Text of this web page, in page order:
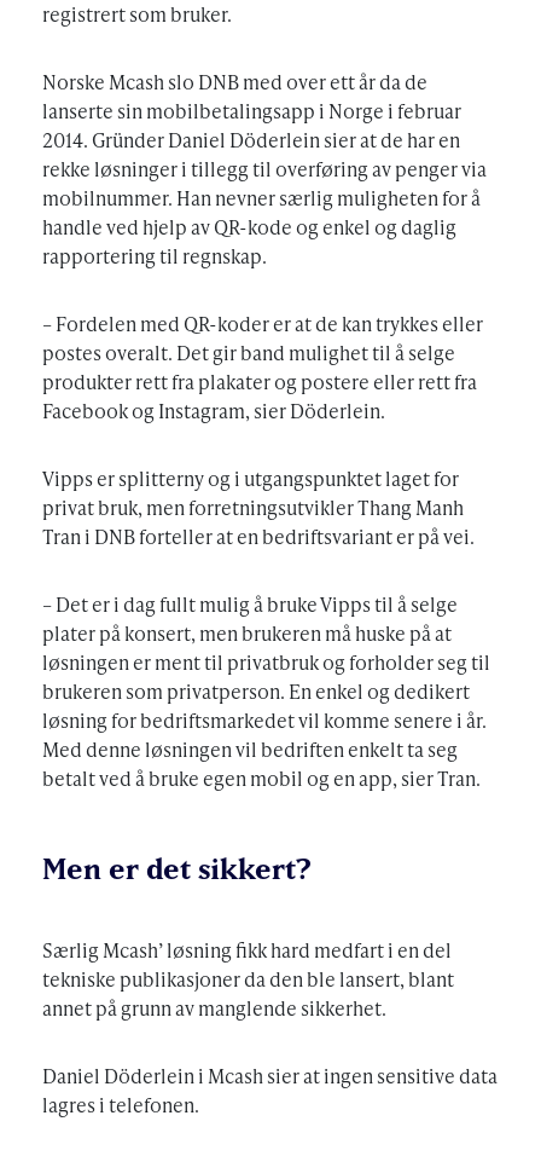
registrert som bruker.
Norske Mcash slo DNB med over ett år da de
lanserte sin mobilbetalingsapp i Norge i februar
2014. Gründer Daniel Döderlein sier at de har en
rekke løsninger i tillegg til overføring av penger via
mobilnummer. Han nevner særlig muligheten for å
handle ved hjelp av QR-kode og enkel og daglig
rapportering til regnskap.
– Fordelen med QR-koder er at de kan trykkes eller
postes overalt. Det gir band mulighet til å selge
produkter rett fra plakater og postere eller rett fra
Facebook og Instagram, sier Döderlein.
Vipps er splitterny og i utgangspunktet laget for
privat bruk, men forretningsutvikler Thang Manh
Tran i DNB forteller at en bedriftsvariant er på vei.
– Det er i dag fullt mulig å bruke Vipps til å selge
plater på konsert, men brukeren må huske på at
løsningen er ment til privatbruk og forholder seg til
brukeren som privatperson. En enkel og dedikert
løsning for bedriftsmarkedet vil komme senere i år.
Med denne løsningen vil bedriften enkelt ta seg
betalt ved å bruke egen mobil og en app, sier Tran.
Men er det sikkert?
Særlig Mcash’ løsning fikk hard medfart i en del
tekniske publikasjoner da den ble lansert, blant
annet på grunn av manglende sikkerhet.
Daniel Döderlein i Mcash sier at ingen sensitive data
lagres i telefonen.